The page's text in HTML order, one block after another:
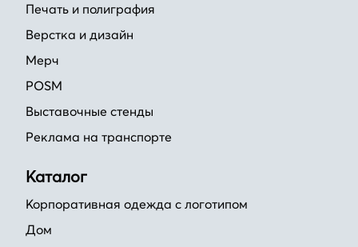
Печать и полиграфия
Верстка и дизайн
Мерч
POSM
Выставочные стенды
Реклама на транспорте
Каталог
Корпоративная одежда с логотипом
Дом